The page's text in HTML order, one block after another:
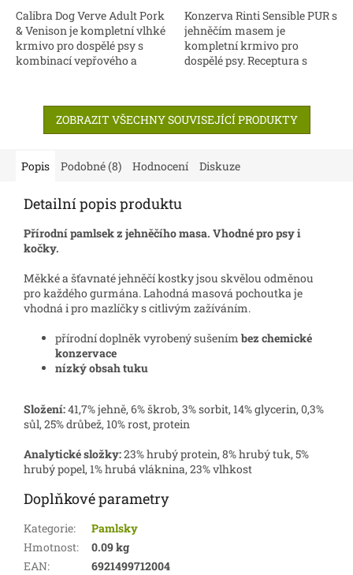
Calibra Dog Verve Adult Pork
& Venison je kompletní vlhké
krmivo pro dospělé psy s
kombinací vepřového a
Konzerva Rinti Sensible PUR s
jehněčím masem je
kompletní krmivo pro
dospělé psy. Receptura s
pro psy s alergií. Bez...
ZOBRAZIT VŠECHNY SOUVISEJÍCÍ PRODUKTY
Popis Podobné (8) Hodnocení Diskuze
Detailní popis produktu
Přírodní pamlsek z jehněčího masa. Vhodné pro psy i
kočky.
Měkké a šťavnaté jehněčí kostky jsou skvělou odměnou
pro každého gurmána. Lahodná masová pochoutka je
vhodná i pro mazlíčky s citlivým zažíváním.
přírodní doplněk vyrobený sušením bez chemické
konzervace
nízký obsah tuku
Složení:41,7% jehně, 6% škrob, 3% sorbit, 14% glycerin, 0,3%
sůl, 25% drůbež, 10% rost, protein
Analytické složky:23% hrubý protein, 8% hrubý tuk, 5%
hrubý popel, 1% hrubá vláknina, 23% vlhkost
Doplňkové parametry
Kategorie:
Pamlsky
Hmotnost:
0.09 kg
EAN:
6921499712004